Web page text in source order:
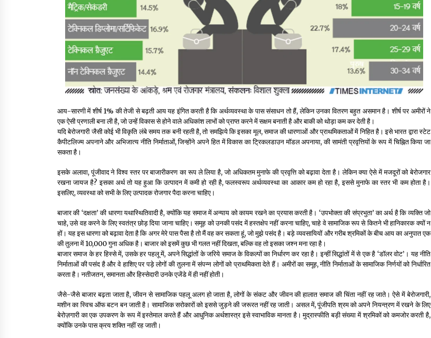
आय-सारणी में शीर्ष 1% की तेजी से बढ़ती आय यह इंगित करती है कि अर्थव्यवस्था के पास संसाधन तो हैं, लेकिन उनका वितरण बहुत असमान है। शीर्ष पर अमीरों ने
एक ऐसी प्रणाली बना ली है, जो उन्हें विकास से होने वाले अधिकांश लाभों को प्राप्त करने में सक्षम बनाती है और बाकी को थोड़ा कम कर देती है।
यदि बेरोजगारी जैसी कोई भी विकृति लंबे समय तक बनी रहती है, तो समझिये कि इसका मूल, समाज की धारणाओं और प्राथमिकताओं में निहित है। इसे भारत द्वारा स्टेट
कैपीटलिज्म अपनाने और अभिजात्य नीति निर्माताओं, जिन्होंने अपने हित में विकास का ट्रिकलडाउन मॉडल अपनाया, की सामंती प्रवृत्तियों के रूप में चिह्नित किया जा
सकता है।
इसके अलावा, पूंजीवाद ने विश्व स्तर पर बाजारीकरण का रूप ले लिया है, जो अधिकतम मुनाफे की प्रवृत्ति को बढ़ावा देता है। लेकिन क्या ऐसे में मजदूरों को बेरोजगार
रखना जायज है? इसका अर्थ तो यह हुआ कि उत्पादन में कमी हो रही है, फलस्वरूप अर्थव्यवस्था का आकार कम हो रहा है, इससे मुनाफे का स्तर भी कम होता है।
इसलिए, व्यवस्था को सभी के लिए उत्पादक रोजगार पैदा करना चाहिए।
बाजार की ‘दक्षता’ की धारणा यथास्थितिवादी है, क्योंकि यह समाज में अन्याय को कायम रखने का प्रयास करती है। ‘उपभोक्ता की संप्रभुता’ का अर्थ है कि व्यक्ति जो
चाहे, उसे वह करने के लिए स्वतंत्र छोड़ दिया जाना चाहिए। समूह को उनकी पसंद में हस्तक्षेप नहीं करना चाहिए, चाहे वे सामाजिक रूप से कितने भी हानिकारक क्यों न
हों। यह इस धारणा को बढ़ावा देता है कि अगर मेरे पास पैसा है तो मैं वह कर सकता हूं, जो मुझे पसंद है। बड़े व्यवसायियों और गरीब श्रमिकों के बीच आय का अनुपात एक
की तुलना में 10,000 गुना अधिक है। बाजार को इसमें कुछ भी गलत नहीं दिखता, बल्कि वह तो इसका जश्न मना रहा है।
बाजार समाज के हर हिस्से में, उसके हर पहलू में, अपने सिद्धांतों के जरिये समाज के विकल्पों का निर्धारण कर रहा है। इन्हीं सिद्धांतों में से एक है ‘डॉलर वोट’। यह नीति
निर्माताओं की पसंद है और वे हाशिए पर पड़े लोगों की तुलना में संपन्न लोगों को प्राथमिकता देते हैं। अमीरों का समूह, नीति निर्माताओं के सामाजिक निर्णयों को निर्धारित
करता है। नतीजतन, समानता और हिस्सेदारी उनके एजेंडे में ही नहीं होती।
जैसे-जैसे बाजार बढ़ता जाता है, जीवन से सामाजिक पहलू अलग हो जाता है, लोगों के संकट और जीवन की हालात समाज की चिंता नहीं रह जाते। ऐसे में बेरोजगारी,
मशीन का स्विच ऑफ बटन बन जाती है। सामाजिक सरोकारों को इससे जुड़ने की जरूरत नहीं रह जाती। असल में, पूंजीपति श्रम को अपने नियन्त्रण में रखने के लिए
बेरोज़गारी का एक उपकरण के रूप में इस्तेमाल करते हैं और आधुनिक अर्थशास्त्र इसे स्वाभाविक मानता है। मुद्रास्फीति बड़ी संख्या में श्रमिकों को कमजोर करती है,
क्योंकि उनके पास क्रय शक्ति नहीं रह जाती।